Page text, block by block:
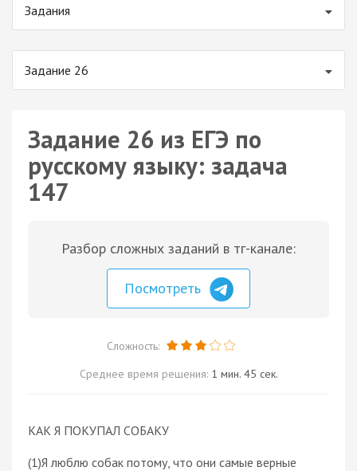
Задания
Задание 26
Задание 26 из ЕГЭ по
русскому языку: задача
147
Разбор сложных заданий в тг-канале:
Посмотреть
Сложность:
Среднее время решения: 1 мин. 45 сек.
КАК Я ПОКУПАЛ СОБАКУ
(1)Я люблю собак потому, что они самые верные